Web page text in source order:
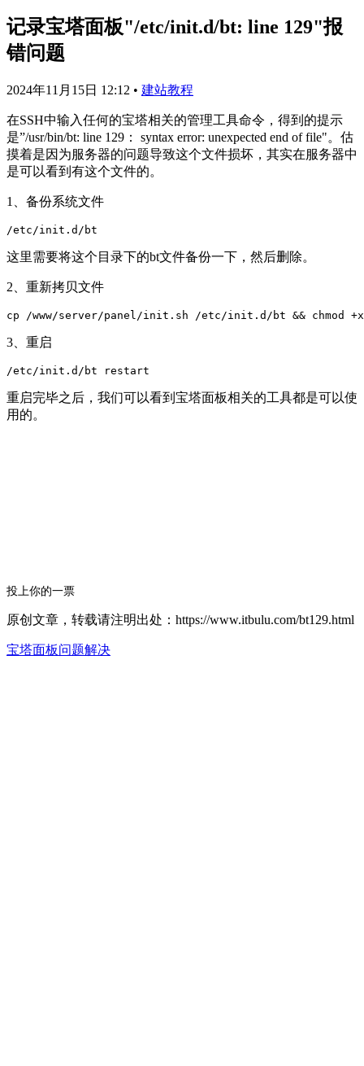
记录宝塔面板"/etc/init.d/bt: line 129"报
错问题
2024年11月15日 12:12 • 建站教程
在SSH中输入任何的宝塔相关的管理工具命令，得到的提示
是”/usr/bin/bt: line 129： syntax error: unexpected end of file"。估
摸着是因为服务器的问题导致这个文件损坏，其实在服务器中
是可以看到有这个文件的。
1、备份系统文件
这里需要将这个目录下的bt文件备份一下，然后删除。
2、重新拷贝文件
3、重启
重启完毕之后，我们可以看到宝塔面板相关的工具都是可以使
用的。
投上你的一票
原创文章，转载请注明出处：https://www.itbulu.com/bt129.html
宝塔面板问题解决